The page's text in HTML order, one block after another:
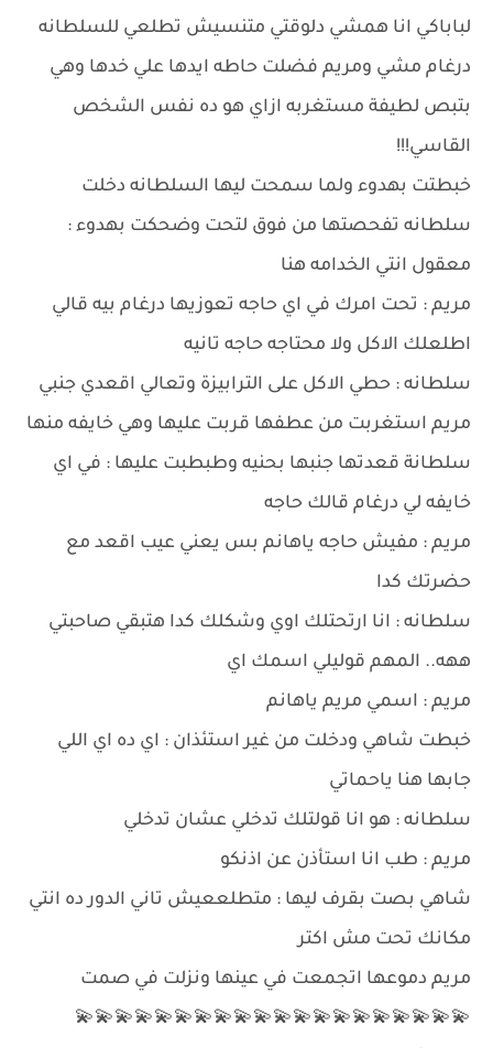
لباباكي انا همشي دلوقتي متنسيش تطلعي للسلطانه
درغام مشي ومريم فضلت حاطه ايدها علي خدها وهي
بتبص لطيفة مستغربه ازاي هو ده نفس الشخص
القاسي!!!
خبطتت بهدوء ولما سمحت ليها السلطانه دخلت
سلطانه تفحصتها من فوق لتحت وضحكت بهدوء :
معقول انتي الخدامه هنا
مريم : تحت امرك في اي حاجه تعوزيها درغام بيه قالي
اطلعلك الاكل ولا محتاجه حاجه تانيه
سلطانه : حطي الاكل على الترابيزة وتعالي اقعدي جنبي
مريم استغربت من عطفها قربت عليها وهي خايفه منها
سلطانة قعدتها جنبها بحنيه وطبطبت عليها : في اي
خايفه لي درغام قالك حاجه
مريم : مفيش حاجه ياهانم بس يعني عيب اقعد مع
حضرتك كدا
سلطانه : انا ارتحتلك اوي وشكلك كدا هتبقي صاحبتي
ههه.. المهم قوليلي اسمك اي
مريم : اسمي مريم ياهانم
خبطت شاهي ودخلت من غير استئذان : اي ده اي اللي
جابها هنا ياحماتي
سلطانه : هو انا قولتلك تدخلي عشان تدخلي
مريم : طب انا استأذن عن اذنكو
شاهي بصت بقرف ليها : متطلععيش تاني الدور ده انتي
مكانك تحت مش اكتر
مريم دموعها اتجمعت في عينها ونزلت في صمت
💫💫💫💫💫💫💫💫💫💫💫💫💫💫💫💫💫💫💫💫